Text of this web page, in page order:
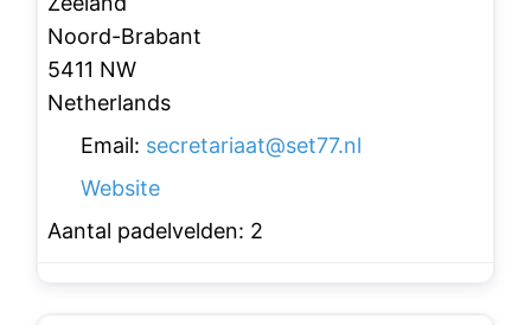
Noord-Brabant
5411 NW
Netherlands
Email: secretariaat@set77.nl
Website
Aantal padelvelden: 2